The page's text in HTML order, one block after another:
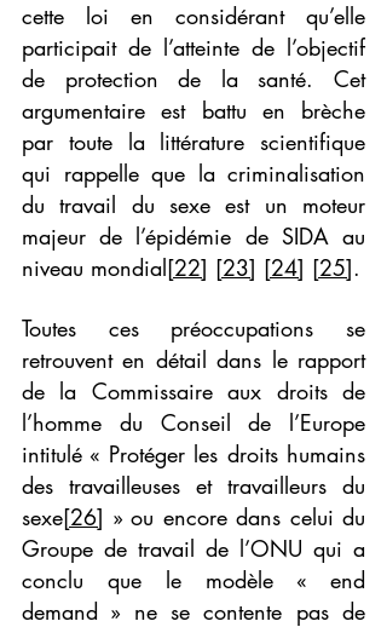
cette loi en considérant qu’elle
participait de l’atteinte de l’objectif
de protection de la santé. Cet
argumentaire est battu en brèche
par toute la littérature scientifique
qui rappelle que la criminalisation
du travail du sexe est un moteur
majeur de l’épidémie de SIDA au
niveau mondial[22] [23] [24] [25].
Toutes ces préoccupations se
retrouvent en détail dans le rapport
de la Commissaire aux droits de
l’homme du Conseil de l’Europe
intitulé « Protéger les droits humains
des travailleuses et travailleurs du
sexe[26] » ou encore dans celui du
Groupe de travail de l’ONU qui a
conclu que le modèle « end
demand » ne se contente pas de